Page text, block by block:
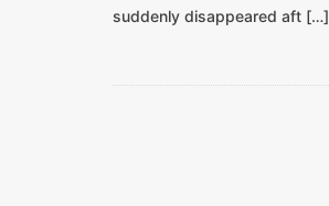
suddenly disappeared aft […]